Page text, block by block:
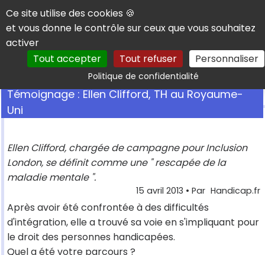
Panneau de gestion des cookies
Ce site utilise des cookies 🍪
et vous donne le contrôle sur ceux que vous souhaitez
activer
Tout accepter
Tout refuser Personnaliser
Politique de confidentialitéRechercher
Témoignage : Ellen Clifford, TH au Royaume-
Uni
Ellen Clifford, chargée de campagne pour Inclusion
London, se définit comme une " rescapée de la
maladie mentale ".
15 avril 2013 • Par Handicap.fr
Après avoir été confrontée à des difficultés
d'intégration, elle a trouvé sa voie en s'impliquant pour
le droit des personnes handicapées.
Quel a été votre parcours ?